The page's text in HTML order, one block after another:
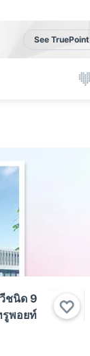
See TruePoint
ชนิด 9
รูพอยท์